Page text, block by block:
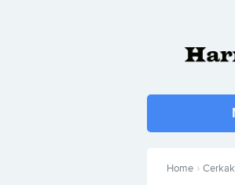
Home › Cerkak